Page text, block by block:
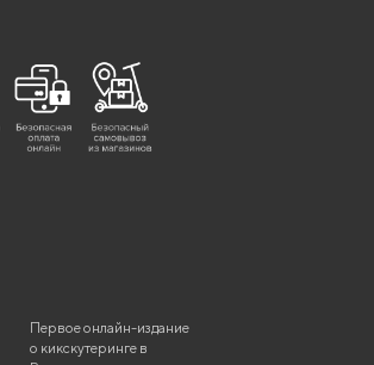
Первое онлайн-издание
о кикскутеринге в